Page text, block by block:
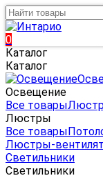
0
Каталог
Каталог
Освещение
Все товары
Люстры
Все товары
Люстры-
Светильники
Светильники